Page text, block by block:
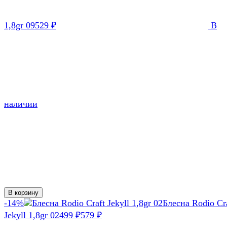
1,8gr 09529 ₽ В
наличии
В корзину
-14%
Блесна Rodio
Jekyll 1,8gr 02499 ₽579 ₽